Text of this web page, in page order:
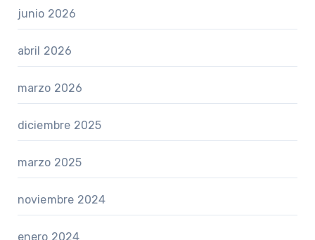
junio 2026
abril 2026
marzo 2026
diciembre 2025
marzo 2025
noviembre 2024
enero 2024